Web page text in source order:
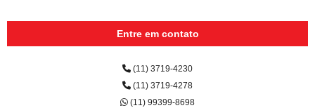
Entre em contato
(11) 3719-4230
(11) 3719-4278
(11) 99399-8698